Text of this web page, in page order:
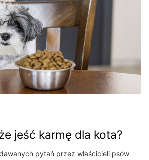
jeść karmę dla kota?
pytań przez właścicieli psów